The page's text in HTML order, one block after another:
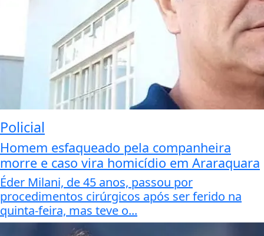
Policial
Homem esfaqueado pela companheira
morre e caso vira homicídio em Araraquara
Éder Milani, de 45 anos, passou por
procedimentos cirúrgicos após ser ferido na
quinta-feira, mas teve o...